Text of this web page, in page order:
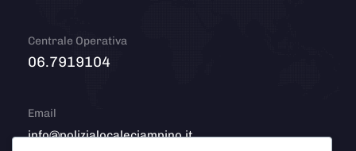
Centrale Operativa
06.7919104
Email
info@polizialocaleciampino.it